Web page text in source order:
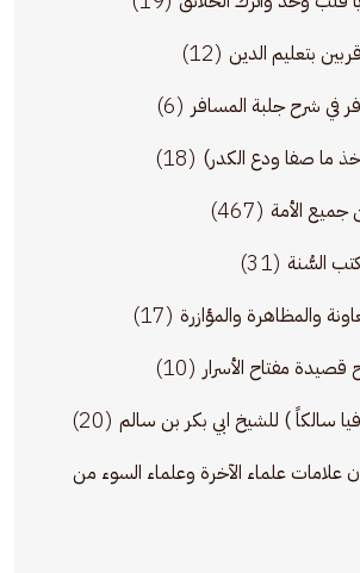
بتعليم الدين (12)
في شرح جلبة المسافر (6)
ما صفا ودع الكدر) (18)
الأمة (467)
السُّنة (31)
والمظاهرة والمؤازرة (17)
قصيدة مفتاح الأسرار (10)
سالكاً ) للشيخ ابي بكر بن سالم (20)
علامات علماء الآخرة وعلماء السوء من